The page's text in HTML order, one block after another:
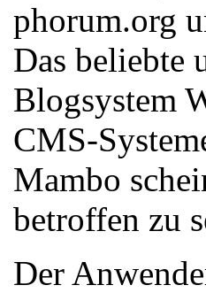
phorum.org
Das beliebte
Blogsystem
CMS-
Mambo
betroffen zu
Der